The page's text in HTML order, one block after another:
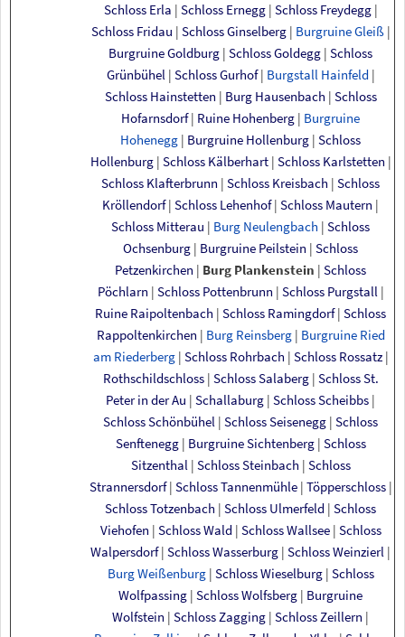
Schloss Erla | Schloss Ernegg | Schloss Freydegg |
Schloss Fridau | Schloss Ginselberg | Burgruine Gleiß |
Burgruine Goldburg | Schloss Goldegg | Schloss
Grünbühel | Schloss Gurhof | Burgstall Hainfeld |
Schloss Hainstetten | Burg Hausenbach | Schloss
Hofarnsdorf | Ruine Hohenberg | Burgruine
Hohenegg | Burgruine Hollenburg | Schloss
Hollenburg | Schloss Kälberhart | Schloss Karlstetten |
Schloss Klafterbrunn | Schloss Kreisbach | Schloss
Kröllendorf | Schloss Lehenhof | Schloss Mautern |
Schloss Mitterau | Burg Neulengbach | Schloss
Ochsenburg | Burgruine Peilstein | Schloss
Petzenkirchen | Burg Plankenstein | Schloss
Pöchlarn | Schloss Pottenbrunn | Schloss Purgstall |
Ruine Raipoltenbach | Schloss Ramingdorf | Schloss
Rappoltenkirchen | Burg Reinsberg | Burgruine Ried
am Riederberg | Schloss Rohrbach | Schloss Rossatz |
Rothschildschloss | Schloss Salaberg | Schloss St.
Peter in der Au | Schallaburg | Schloss Scheibbs |
Schloss Schönbühel | Schloss Seisenegg | Schloss
Senftenegg | Burgruine Sichtenberg | Schloss
Sitzenthal | Schloss Steinbach | Schloss
Strannersdorf | Schloss Tannenmühle | Töpperschloss |
Schloss Totzenbach | Schloss Ulmerfeld | Schloss
Viehofen | Schloss Wald | Schloss Wallsee | Schloss
Walpersdorf | Schloss Wasserburg | Schloss Weinzierl |
Burg Weißenburg | Schloss Wieselburg | Schloss
Wolfpassing | Schloss Wolfsberg | Burgruine
Wolfstein | Schloss Zagging | Schloss Zeillern |